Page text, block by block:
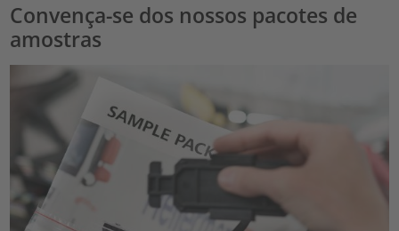
Convença-se dos nossos pacotes de
amostras